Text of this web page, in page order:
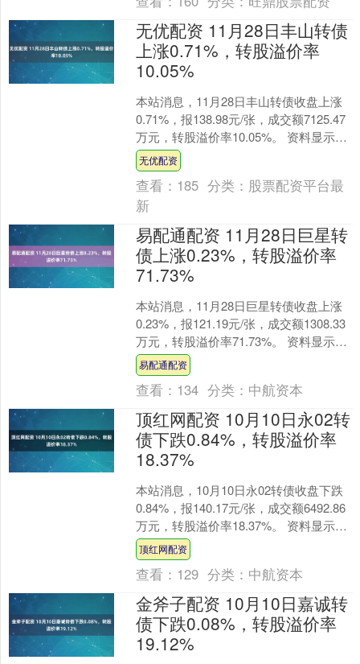
无优配资 11月28日丰山转债
上涨0.71%，转股溢价率
10.05%
本站消息，11月28日丰山转债收盘上涨
0.71%，报138.98元/张，成交额7125.47
万元，转股溢价率10.05%。 资料显示，
丰山转债信用级别为“AA-....
无优配资
查看： 185 分类： 股票配资平台最
新
易配通配资 11月28日巨星转
债上涨0.23%，转股溢价率
71.73%
本站消息，11月28日巨星转债收盘上涨
0.23%，报121.19元/张，成交额1308.33
万元，转股溢价率71.73%。 资料显示，
巨星转债信用级别为“AA-....
易配通配资
查看： 134 分类： 中航资本
顶红网配资 10月10日永02转
债下跌0.84%，转股溢价率
18.37%
本站消息，10月10日永02转债收盘下跌
0.84%，报140.17元/张，成交额6492.86
万元，转股溢价率18.37%。 资料显示，
永02转债信用级别为“A....
顶红网配资
查看： 129 分类： 中航资本
金斧子配资 10月10日嘉诚转
债下跌0.08%，转股溢价率
19.12%